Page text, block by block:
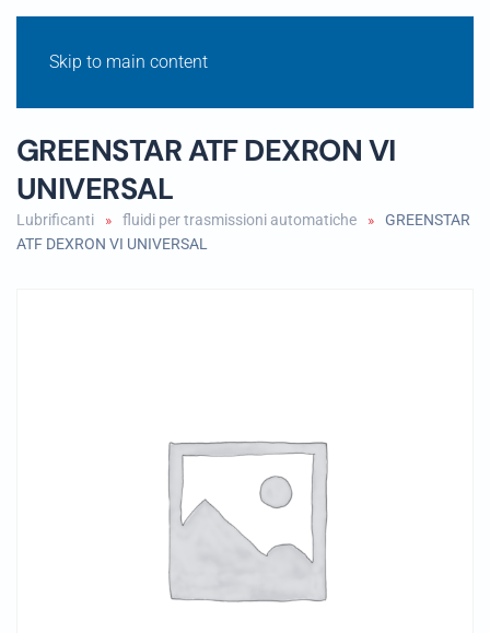
Skip to main content
GREENSTAR ATF DEXRON VI
UNIVERSAL
Lubrificanti fluidi per trasmissioni automatiche
GREENSTAR
ATF DEXRON VI UNIVERSAL